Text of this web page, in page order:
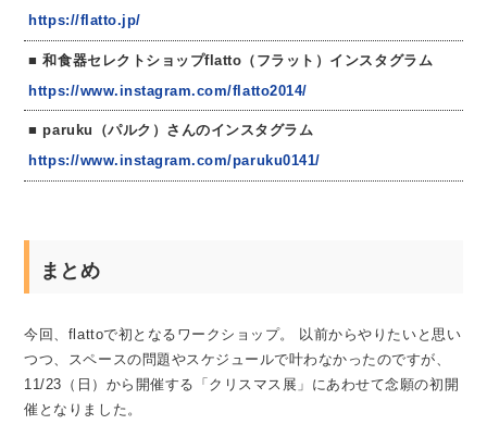
https://flatto.jp/
和食器セレクトショップflatto（フラット）インスタグラム
https://www.instagram.com/flatto2014/
paruku（パルク）さんのインスタグラム
https://www.instagram.com/paruku0141/
まとめ
今回、flattoで初となるワークショップ。
以前からやりたいと思い
つつ、スペースの問題やスケジュールで叶わなかったのですが、
11/23（日）から開催する「クリスマス展」にあわせて念願の初開
催となりました。